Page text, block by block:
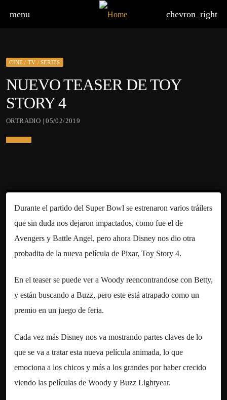
menu chevron_right
CINE / TV / SERIES
NUEVO TEASER DE TOY
STORY 4
ORTRADIO | 05/02/2019
Durante el partido del Super Bowl se estrenaron varios tráilers
que sin duda nos dejaron impactados, como fue el de
Avengers y Battle Angel, pero ahora Disney nos dio otra
probadita de la nueva película de Pixar, Toy Story 4.
En el teaser se puede ver a Woody reencontrandose con Betty,
y están buscando a Buzz, pero este está atrapado como un
premio en un juego de feria.
Cada vez más Disney nos va mostrando partes claves de lo
que se va a tratar esta nueva película animada, lo que
emociona a los chicos y más a los grandes por haber crecido
viendo las películas de Woody y Buzz Lightyear.